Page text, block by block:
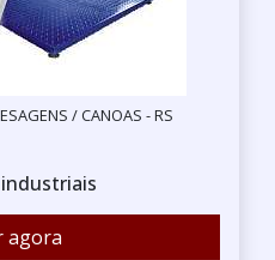
/ CANOAS - RS
agora